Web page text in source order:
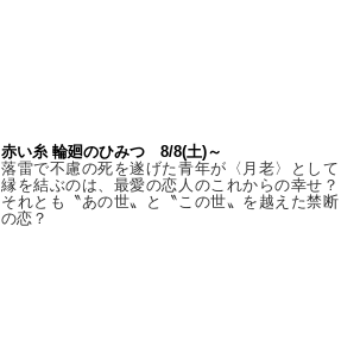
赤い糸 輪廻のひみつ 8/8(土)～
落雷で不慮の死を遂げた青年が〈月老〉として
縁を結ぶのは、最愛の恋人のこれからの幸せ？
それとも〝あの世〟と〝この世〟を越えた禁断
の恋？